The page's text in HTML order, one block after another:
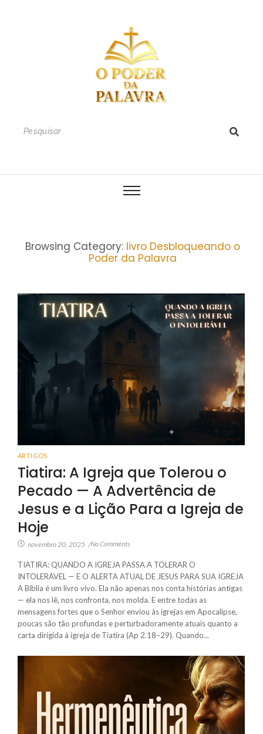
Browsing Category: livro Desbloqueando o
Poder da Palavra
ARTIGOS
Tiatira: A Igreja que Tolerou o
Pecado — A Advertência de
Jesus e a Lição Para a Igreja de
Hoje
novembro 20, 2025 /No Comments
TIATIRA: QUANDO A IGREJA PASSA A TOLERAR O
INTOLERÁVEL — E O ALERTA ATUAL DE JESUS PARA SUA IGREJA
A Bíblia é um livro vivo. Ela não apenas nos conta histórias antigas
— ela nos lê, nos confronta, nos molda. E entre todas as
mensagens fortes que o Senhor enviou às igrejas em Apocalipse,
poucas são tão profundas e perturbadoramente atuais quanto a
carta dirigida à igreja de Tiatira (Ap 2.18–29). Quando...